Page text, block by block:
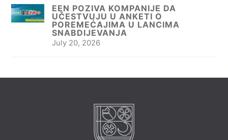
EEN POZIVA KOMPANIJE DA
UČESTVUJU U ANKETI O
POREMEĆAJIMA U LANCIMA
SNABDIJEVANJA
July 20, 2026